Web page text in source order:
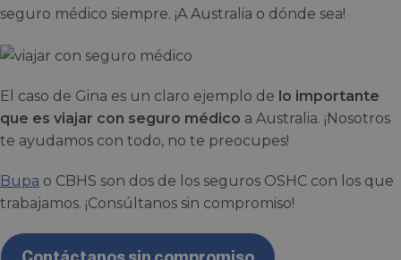
seguro médico siempre. ¡A Australia o dónde sea!
El caso de Gina es un claro ejemplo de lo importante
que es viajar con seguro médico a Australia. ¡Nosotros
te ayudamos con todo, no te preocupes!
Bupa o CBHS son dos de los seguros OSHC con los que
trabajamos. ¡Consúltanos sin compromiso!